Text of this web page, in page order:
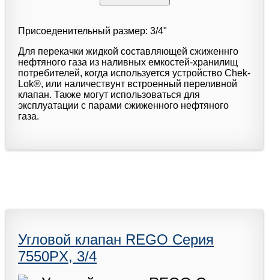
Присоеденительный размер: 3/4"
Для перекачки жидкой составляющей сжиженнго
нефтяного газа из наливных емкостей-хранилищ
потребителей, когда используется устройство Chek-
Lok®, или наличествунт встроенный переливной
клапан. Также могут использоваться для
эксплуатации с парами сжиженного нефтяного
газа.
Угловой клапан REGO Серия
7550PX, 3/4